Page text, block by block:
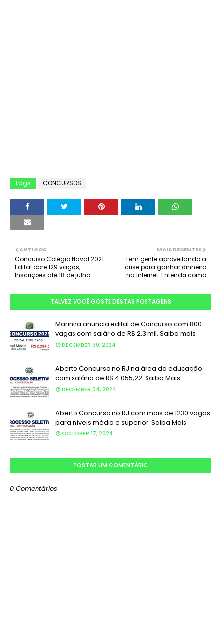
Tags CONCURSOS
MAIS RECENTES
Tem gente aproveitando a
crise para ganhar dinheiro
na internet. Entenda como
ANTIGOS
Concurso Colégio Naval 2021:
Edital abre 129 vagas;
Inscrições até 18 de julho
TALVEZ VOCÊ GOSTE DESTAS POSTAGENS
Marinha anuncia edital de Concurso com 800
vagas com salário de R$ 2,3 mil. Saiba mais
DECEMBER 30, 2024
Aberto Concurso no RJ na área da educação
com salário de R$ 4.055,22. Saiba Mais
DECEMBER 04, 2024
Aberto Concurso no RJ com mais de 1230 vagas
para níveis médio e superior. Saiba Mais
OCTOBER 17, 2024
POSTAR UM COMENTÁRIO
0 Comentários